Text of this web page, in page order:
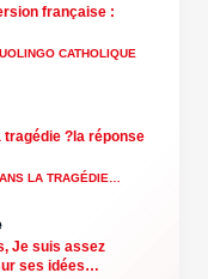
française :
CATHOLIQUE
tragédie ?la réponse
LA TRAGÉDIE…
Je suis assez
ses idées…